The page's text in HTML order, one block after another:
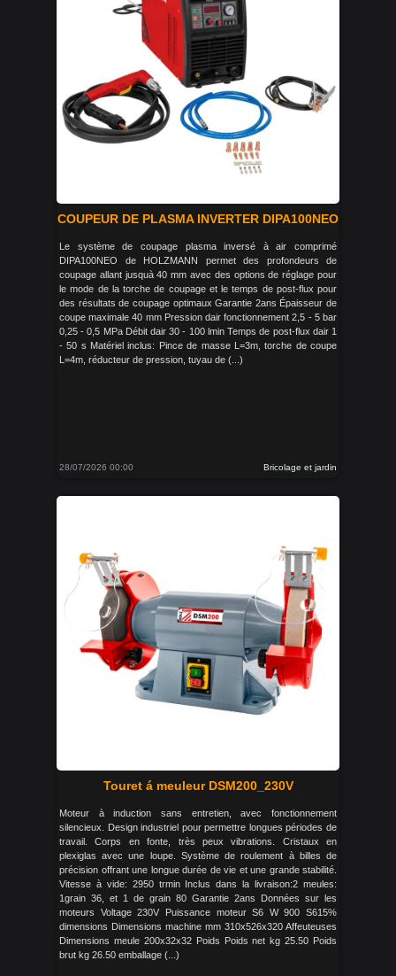
COUPEUR DE PLASMA INVERTER DIPA100NEO
Le système de coupage plasma inversé à air comprimé
DIPA100NEO de HOLZMANN permet des profondeurs de
coupage allant jusquà 40 mm avec des options de réglage pour
le mode de la torche de coupage et le temps de post-flux pour
des résultats de coupage optimaux Garantie 2ans Épaisseur de
coupe maximale 40 mm Pression dair fonctionnement 2,5 - 5 bar
0,25 - 0,5 MPa Débit dair 30 - 100 lmin Temps de post-flux dair 1
- 50 s Matériel inclus: Pince de masse L=3m, torche de coupe
L=4m, réducteur de pression, tuyau de (...)
28/07/2026 00:00 Bricolage et jardin
Touret á meuleur DSM200_230V
Moteur à induction sans entretien, avec fonctionnement
silencieux. Design industriel pour permettre longues périodes de
travail. Corps en fonte, très peux vibrations. Cristaux en
plexiglas avec une loupe. Système de roulement à billes de
précision offrant une longue durée de vie et une grande stabilité.
Vitesse à vide: 2950 trmin Inclus dans la livraison:2 meules:
1grain 36, et 1 de grain 80 Garantie 2ans Données sur les
moteurs Voltage 230V Puissance moteur S6 W 900 S615%
dimensions Dimensions machine mm 310x526x320 Affeuteuses
Dimensions meule 200x32x32 Poids Poids net kg 25.50 Poids
brut kg 26.50 emballage (...)